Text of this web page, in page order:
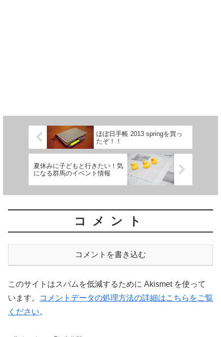
ほぼ日手帳 2013 springを買っ
たぞ！！
夏休みに子どもと行きたい！気
になる群馬のイベント情報
コメント
コメントを書き込む
このサイトはスパムを低減するために Akismet を使って
います。
コメントデータの処理方法の詳細はこちらをご覧
ください。